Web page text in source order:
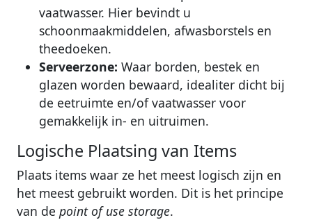
vaatwasser. Hier bevindt u
schoonmaakmiddelen, afwasborstels en
theedoeken.
Serveerzone: Waar borden, bestek en
glazen worden bewaard, idealiter dicht bij
de eetruimte en/of vaatwasser voor
gemakkelijk in- en uitruimen.
Logische Plaatsing van Items
Plaats items waar ze het meest logisch zijn en
het meest gebruikt worden. Dit is het principe
van de point of use storage.